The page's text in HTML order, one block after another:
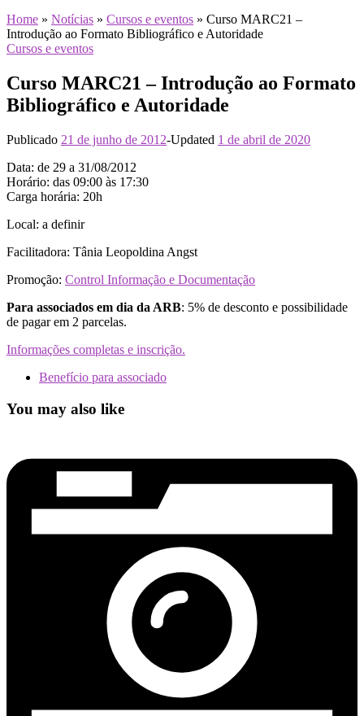
Home » Notícias » Cursos e eventos » Curso MARC21 –
Introdução ao Formato Bibliográfico e Autoridade
Cursos e eventos
Curso MARC21 – Introdução ao Formato
Bibliográfico e Autoridade
Publicado 21 de junho de 2012-Updated 1 de abril de 2020
Data: de 29 a 31/08/2012
Horário: das 09:00 às 17:30
Carga horária: 20h
Local: a definir
Facilitadora: Tânia Leopoldina Angst
Promoção: Control Informação e Documentação
Para associados em dia da ARB: 5% de desconto e possibilidade
de pagar em 2 parcelas.
Informações completas e inscrição.
Benefício para associado
You may also like